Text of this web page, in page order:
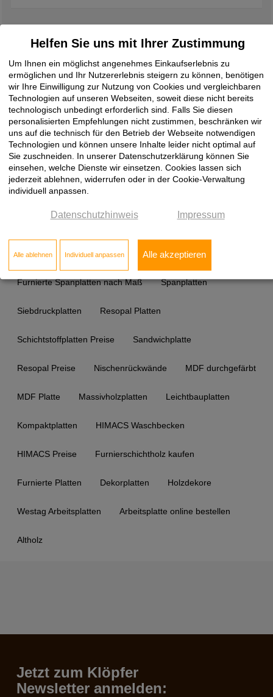
Dies könnte Sie auch interessieren
Verbundplatte Holz Weichfaserplatte
Tischlerplatte weiß beschichtet
Tischlerplatte Eiche furniert Tischlerplatte Preis
Pappelsperrholz Seekieferplatten Industriesperrholz
Multiplexplatte
Biegesperrholz Pappelsperrholz
Furnierte Spanplatten nach Maß Spanplatten
Siebdruckplatten Resopal Platten
Schichtstoffplatten Preise Sandwichplatte
Resopal Preise Nischenrückwände MDF durchgefärbt
MDF Platte Massivholzplatten Leichtbauplatten
Kompaktplatten HIMACS Waschbecken
HIMACS Preise Furnierschichtholz kaufen
Furnierte Platten Dekorplatten Holzdekore
Westag Arbeitsplatten Arbeitsplatte online bestellen
Altholz
Jetzt zum Klöpfer
Newsletter anmelden:
Helfen Sie uns mit Ihrer Zustimmung
Um Ihnen ein möglichst angenehmes Einkaufserlebnis zu
ermöglichen und Ihr Nutzererlebnis steigern zu können, benötigen
wir Ihre Einwilligung zur Nutzung von Cookies und vergleichbaren
Technologien auf unseren Webseiten, soweit diese nicht bereits
technologisch unbedingt erforderlich sind. Falls Sie diesen
personalisierten Empfehlungen nicht zustimmen, beschränken wir
uns auf die technisch für den Betrieb der Webseite notwendigen
Technologien und können unsere Inhalte leider nicht optimal auf
Sie zuschneiden. In unserer Datenschutzerklärung können Sie
einsehen, welche Dienste wir einsetzen. Cookies lassen sich
jederzeit ablehnen, widerrufen oder in der Cookie-Verwaltung
individuell anpassen.
Datenschutzhinweis Impressum
Alle ablehnen Individuell anpassen Alle akzeptieren